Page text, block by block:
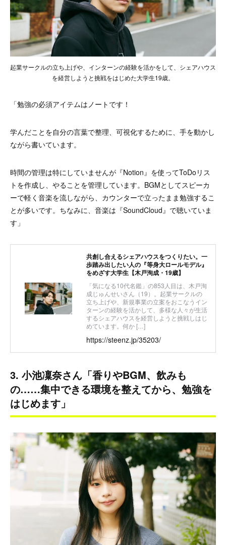
起業サークルの立ち上げや、インターンの経験を活かをして、シェアハウス
を経営しようと挑戦をはじめた大学生19歳。
「勉強の必須アイテムはノートです！
学んだことを自分の言葉で整理、可視化するために、手を動かし
ながら書いています。
時間の管理は特にしていませんが『Notion』を使ってToDoリス
トを作成し、やることを管理しています。BGMとしてスピーカ
ーで軽く音楽を流しながら、カウンターで立ったまま勉強するこ
とが多いです。ちなみに、音楽は『SoundCloud』で聴いていま
す」
共創し合えるシェアハウスをつくりたい。一
歩踏み出したい人の『等身大ロールモデル』
をめざす大学生【木戸洵成・19歳】
「気になる10代名鑑」の853人目は、木戸洵
成じゅんせいさん（19）。起業サークルの
立ち上げや、新規事業の立案をおこなうイン
ターンの経験を活かして、多様な人々が生活
するシェアハウスを経営しようと挑戦しはじ
めています。何か […]
https://steenz.jp/35203/
3. 小池凜奈さん「香りやBGM、飲みも
の……集中できる環境を整えてから、勉強を
はじめます」